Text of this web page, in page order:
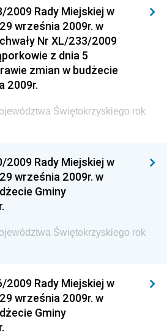
Banku Polskiego
Komendy Głównej Policji
Ministra Pracy i Polityki
Ministra Transportu, Budownictwa
Spraw Zagranicznych
Centralnego Biura
Patentowego
Generalnej Dyrekcji Dróg
Środowiska
2009 Rady Miejskiej w
września 2009r. w
Nr XL/233/2009
z dnia 5
zmian w budżecie
2009r.
Świętokrzyskiego rok
2009 Rady Miejskiej w
września 2009r. w
Gminy
Świętokrzyskiego rok
2009 Rady Miejskiej w
września 2009r. w
Gminy